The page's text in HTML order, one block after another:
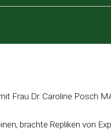
Frau Dr. Caroline Posch
brachte Repliken von